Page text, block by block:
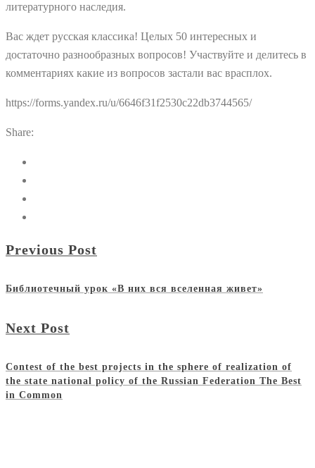
литературного наследия.
Вас ждет русская классика! Целых 50 интересных и
достаточно разнообразных вопросов! Участвуйте и делитесь в
комментариях какие из вопросов застали вас врасплох.
https://forms.yandex.ru/u/6646f31f2530c22db3744565/
Share:
Previous Post
Библиотечный урок «В них вся вселенная живет»
Next Post
Contest of the best projects in the sphere of realization of
the state national policy of the Russian Federation The Best
in Common